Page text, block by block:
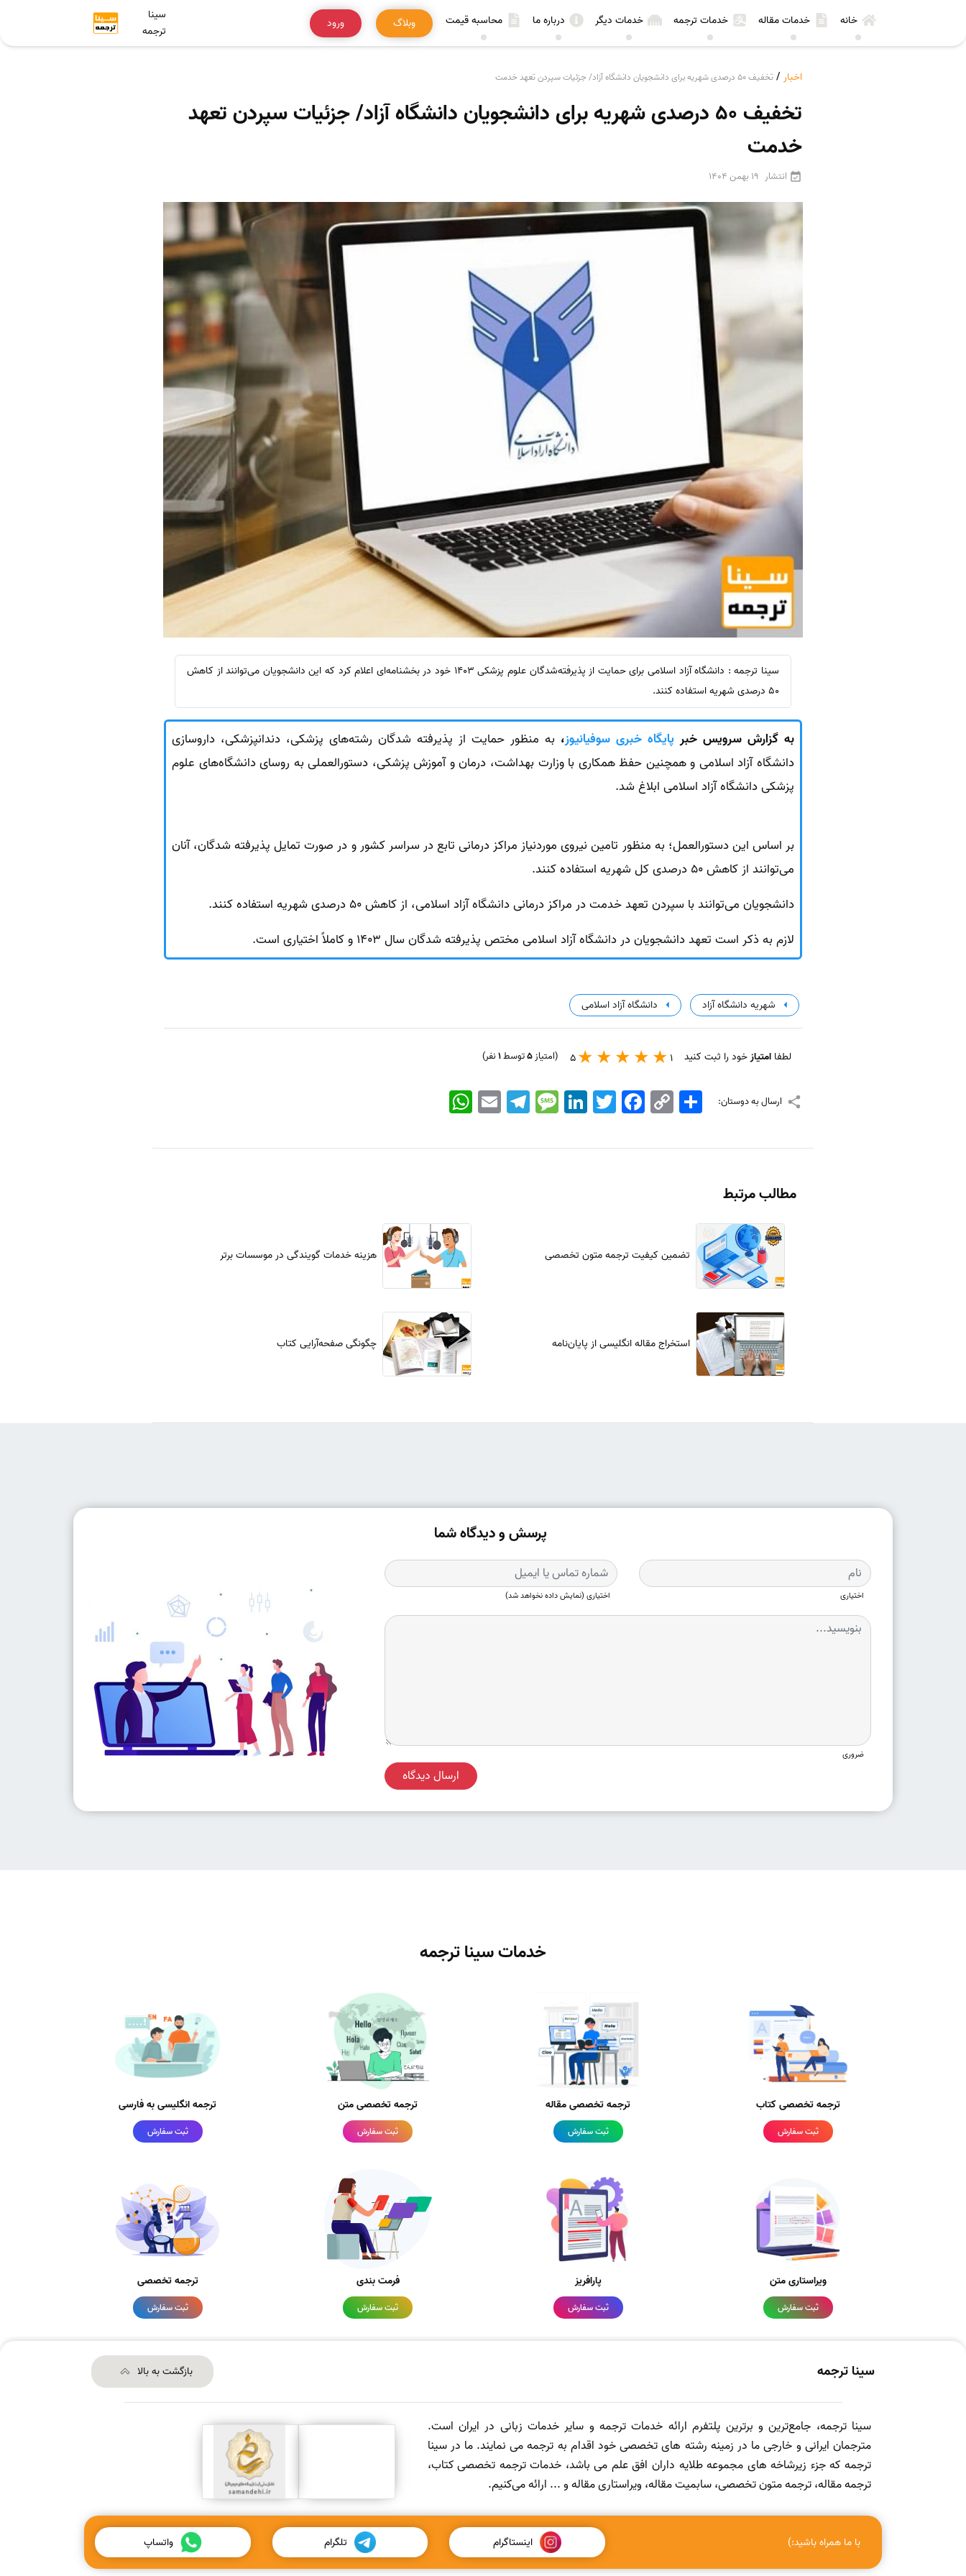
خانه خدمات مقاله خدمات ترجمه خدمات دیگر درباره ما محاسبه قیمت وبلاگ ورود
سینا
ترجمه
اخبار / تخفیف 50 درصدی شهریه برای دانشجویان دانشگاه آزاد/ جزئیات سپردن تعهد خدمت
تخفیف 50 درصدی شهریه برای دانشجویان دانشگاه آزاد/ جزئیات سپردن تعهد
خدمت
انتشار 19 بهمن 1404
سینا ترجمه : دانشگاه آزاد اسلامی برای حمایت از پذیرفته‌شدگان علوم پزشکی 1403 خود در بخشنامه‌ای اعلام کرد که این دانشجویان می‌توانند از کاهش
50 درصدی شهریه استفاده کنند.
به گزارش سرویس خبرپایگاه خبری سوفیانیوز، به منظور حمایت از پذیرفته شدگان رشته‌های پزشکی، دندانپزشکی، داروسازی
دانشگاه آزاد اسلامی و همچنین حفظ همکاری با وزارت بهداشت، درمان و آموزش پزشکی، دستورالعملی به روسای دانشگاه‌های علوم
پزشکی دانشگاه آزاد اسلامی ابلاغ شد.
بر اساس این دستورالعمل؛ به منظور تامین نیروی موردنیاز مراکز درمانی تابع در سراسر کشور و در صورت تمایل پذیرفته شدگان، آنان
می‌توانند از کاهش 50 درصدی کل شهریه استفاده کنند.
دانشجویان می‌توانند با سپردن تعهد خدمت در مراکز درمانی دانشگاه آزاد اسلامی، از کاهش 50 درصدی شهریه استفاده کنند.
لازم به ذکر است تعهد دانشجویان در دانشگاه آزاد اسلامی مختص پذیرفته شدگان سال 1403 و کاملاً اختیاری است.
شهریه دانشگاه آزاد دانشگاه آزاد اسلامی
لطفا امتیازخود را ثبت کنید 1
5 (امتیاز5توسط1نفر)
ارسال به دوستان: WhatsApp EmailTelegramMessageLinkedIn TwitterFacebook Copy
Link
اشتراک
مطالب مرتبط
تضمین کیفیت ترجمه متون تخصصی هزینه خدمات گویندگی در موسسات برتر
استخراج مقاله انگلیسی از پایان‌نامه چگونگی صفحه‌آرایی کتاب
پرسش و دیدگاه شما
اختیاری اختیاری (نمایش داده نخواهد شد)
ضروری
ارسال دیدگاه
خدمات سینا ترجمه
ترجمه تخصصی کتاب
ثبت سفارش
ترجمه تخصصی مقاله
ثبت سفارش
ترجمه تخصصی متن
ثبت سفارش
ترجمه انگلیسی به فارسی
ثبت سفارش
ویراستاری متن
ثبت سفارش
پارافریز
ثبت سفارش
فرمت بندی
ثبت سفارش
ترجمه تخصصی
ثبت سفارش
سینا ترجمه بازگشت به بالا
سینا ترجمه، جامع‌ترین و برترین پلتفرم ارائه خدمات ترجمه و سایر خدمات زبانی در ایران است.
مترجمان ایرانی و خارجی ما در زمینه رشته های تخصصی خود اقدام به ترجمه می نمایند. ما در سینا
ترجمه که جزء زیرشاخه های مجموعه طلایه داران افق علم می باشد، خدمات ترجمه تخصصی کتاب،
ترجمه مقاله، ترجمه متون تخصصی، سابمیت مقاله، ویراستاری مقاله و ... ارائه می‌کنیم.
با ما همراه باشید:) اینستاگرام تلگرام واتساپ